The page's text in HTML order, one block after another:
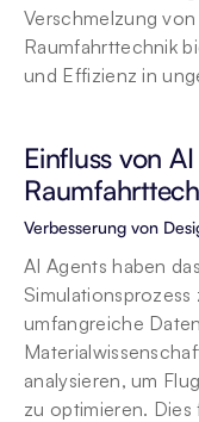
Verschmelzung
Raumfahrttechnik
und Effizienz in
Einfluss von
Verbesserung von
AI Agents haben
umfangreiche
analysieren, um
zu optimieren.